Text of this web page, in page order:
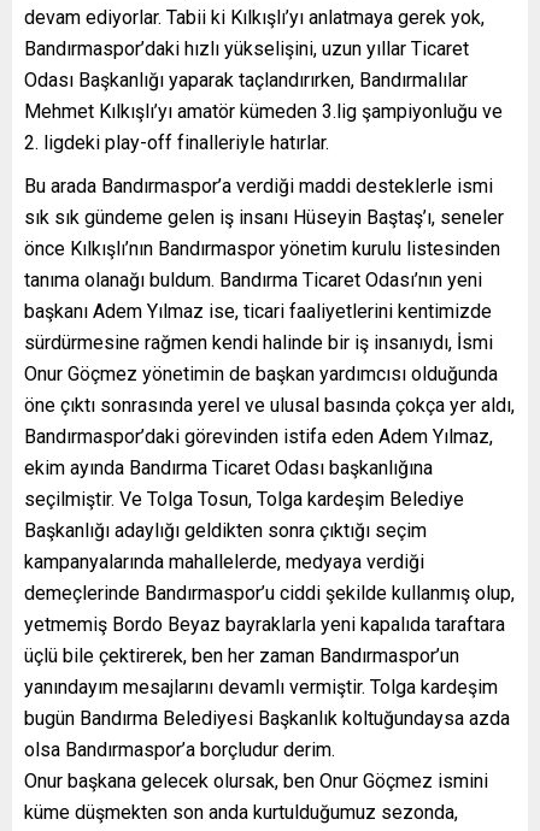
devam ediyorlar. Tabii ki Kılkışlı’yı anlatmaya gerek yok,
Bandırmaspor’daki hızlı yükselişini, uzun yıllar Ticaret
Odası Başkanlığı yaparak taçlandırırken, Bandırmalılar
Mehmet Kılkışlı’yı amatör kümeden 3.lig şampiyonluğu ve
2. ligdeki play-off finalleriyle hatırlar.
Bu arada Bandırmaspor’a verdiği maddi desteklerle ismi
sık sık gündeme gelen iş insanı Hüseyin Baştaş’ı, seneler
önce Kılkışlı’nın Bandırmaspor yönetim kurulu listesinden
tanıma olanağı buldum. Bandırma Ticaret Odası’nın yeni
başkanı Adem Yılmaz ise, ticari faaliyetlerini kentimizde
sürdürmesine rağmen kendi halinde bir iş insanıydı, İsmi
Onur Göçmez yönetimin de başkan yardımcısı olduğunda
öne çıktı sonrasında yerel ve ulusal basında çokça yer aldı,
Bandırmaspor’daki görevinden istifa eden Adem Yılmaz,
ekim ayında Bandırma Ticaret Odası başkanlığına
seçilmiştir. Ve Tolga Tosun, Tolga kardeşim Belediye
Başkanlığı adaylığı geldikten sonra çıktığı seçim
kampanyalarında mahallelerde, medyaya verdiği
demeçlerinde Bandırmaspor’u ciddi şekilde kullanmış olup,
yetmemiş Bordo Beyaz bayraklarla yeni kapalıda taraftara
üçlü bile çektirerek, ben her zaman Bandırmaspor’un
yanındayım mesajlarını devamlı vermiştir. Tolga kardeşim
bugün Bandırma Belediyesi Başkanlık koltuğundaysa azda
olsa Bandırmaspor’a borçludur derim.
Onur başkana gelecek olursak, ben Onur Göçmez ismini
küme düşmekten son anda kurtulduğumuz sezonda,